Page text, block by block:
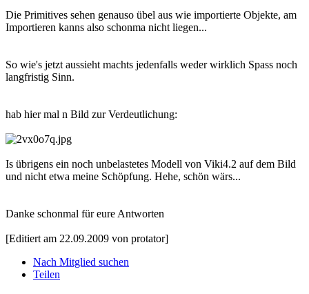
Die Primitives sehen genauso übel aus wie importierte Objekte, am
Importieren kanns also schonma nicht liegen...
So wie's jetzt aussieht machts jedenfalls weder wirklich Spass noch
langfristig Sinn.
hab hier mal n Bild zur Verdeutlichung:
Is übrigens ein noch unbelastetes Modell von Viki4.2 auf dem Bild
und nicht etwa meine Schöpfung. Hehe, schön wärs...
Danke schonmal für eure Antworten
[Editiert am 22.09.2009 von protator]
Nach Mitglied suchen
Teilen